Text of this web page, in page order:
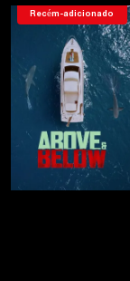
Recém-adicionado